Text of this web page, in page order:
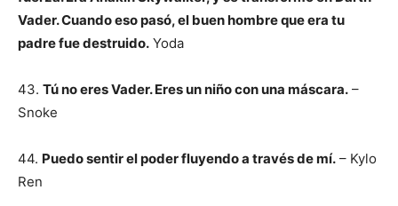
Vader. Cuando eso pasó, el buen hombre que era tu
padre fue destruido. Yoda
43. Tú no eres Vader. Eres un niño con una máscara. –
Snoke
44. Puedo sentir el poder fluyendo a través de mí. – Kylo
Ren